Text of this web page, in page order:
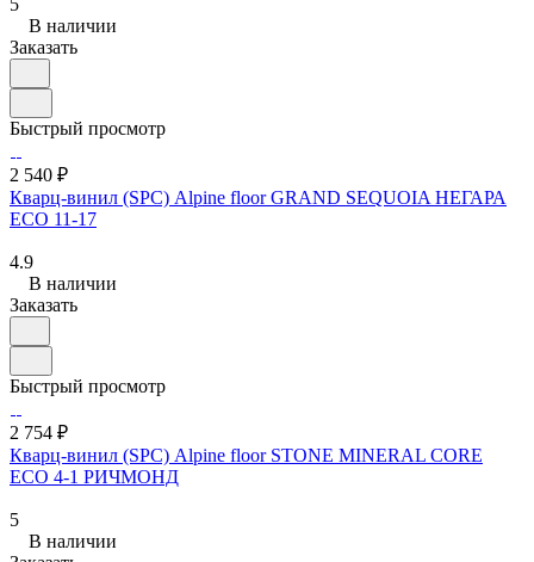
В наличии
Заказать
Быстрый просмотр
2 540 ₽
Кварц-винил (SPC) Alpine floor GRAND SEQUOIA НЕГАРА
ECO 11-17
4.9
В наличии
Заказать
Быстрый просмотр
2 754 ₽
Кварц-винил (SPC) Alpine floor STONE MINERAL CORE
ЕСО 4-1 РИЧМОНД
5
В наличии